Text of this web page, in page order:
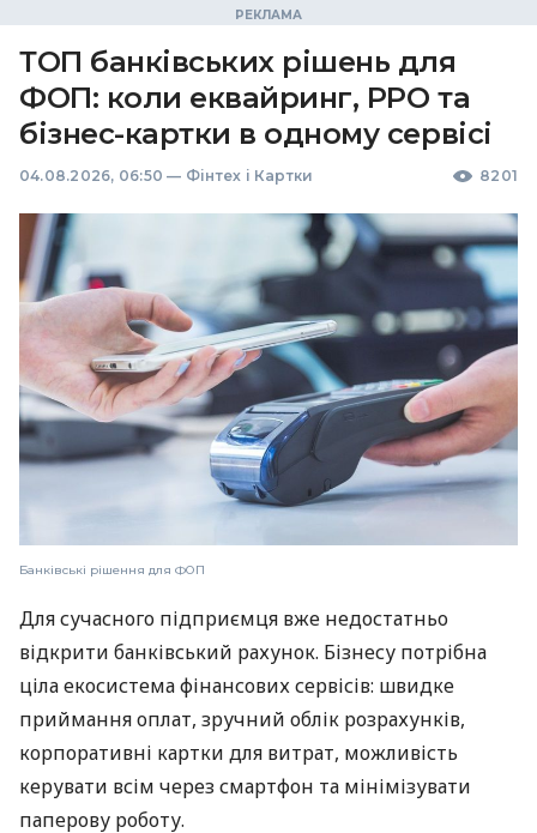
ТОП банківських рішень для
ФОП: коли еквайринг, РРО та
бізнес-картки в одному сервісі
04.08.2026, 06:50 — Фінтех і Картки 8201
Банківські рішення для ФОП
Для сучасного підприємця вже недостатньо
відкрити банківський рахунок. Бізнесу потрібна
ціла екосистема фінансових сервісів: швидке
приймання оплат, зручний облік розрахунків,
корпоративні картки для витрат, можливість
керувати всім через смартфон та мінімізувати
паперову роботу.